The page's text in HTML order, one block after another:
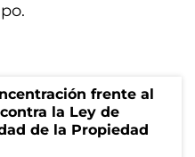
frente al
la Ley de
de la Propiedad